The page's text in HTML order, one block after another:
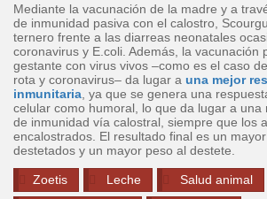
Mediante la vacunación de la madre y a
de inmunidad pasiva con el calostro,
ternero frente a las diarreas neonatales
coronavirus y E.coli. Además, la vacunación
gestante con virus vivos –como es el caso
rota y coronavirus– da lugar a una mejor
inmunitaria , ya que se genera una
celular como humoral, lo que da lugar a una
de inmunidad vía calostral, siempre que los
encalostrados. El resultado final es un
destetados y un mayor peso al destete.
Zoetis Leche Salud animal